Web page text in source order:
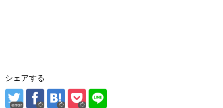
シェアする
error